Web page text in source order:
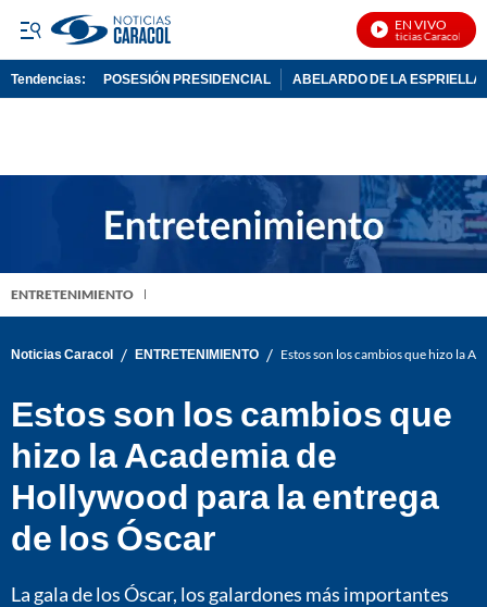
EN VIVO
Noticias Caracol En
Tendencias: POSESIÓN PRESIDENCIAL ABELARDO DE LA ESPRIELLA
ENTRETENIMIENTO
Noticias Caracol / ENTRETENIMIENTO / Estos son los cambios que hizo la
Estos son los cambios que
hizo la Academia de
Hollywood para la entrega
de los Óscar
La gala de los Óscar, los galardones más importantes